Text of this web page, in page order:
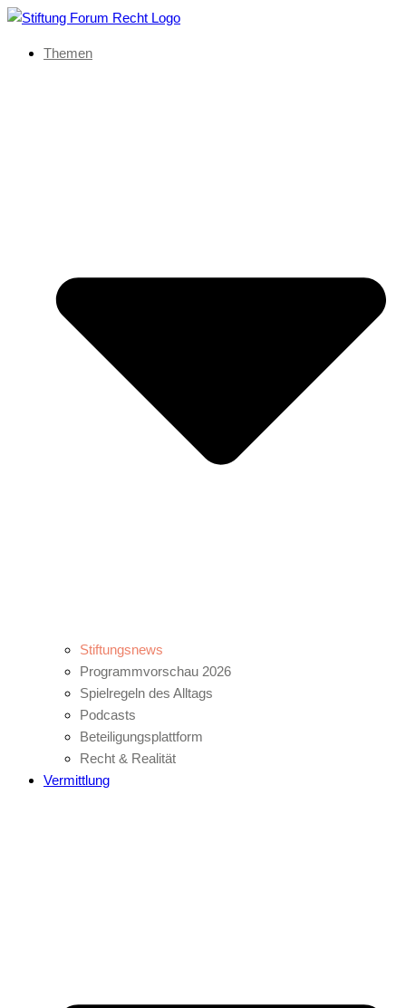
Themen
Stiftungsnews
Programmvorschau 2026
Spielregeln des Alltags
Podcasts
Beteiligungsplattform
Recht & Realität
Vermittlung